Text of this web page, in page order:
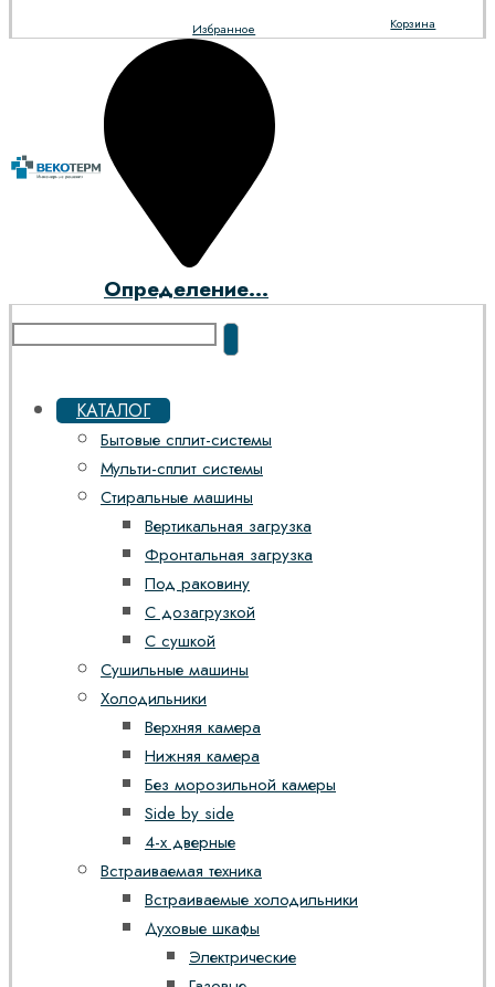
Корзина
Избранное
Определение...
КАТАЛОГ
Бытовые сплит-системы
Мульти-сплит системы
Стиральные машины
Вертикальная загрузка
Фронтальная загрузка
Под раковину
С дозагрузкой
С сушкой
Сушильные машины
Холодильники
Верхняя камера
Нижняя камера
Без морозильной камеры
Side by side
4-х дверные
Встраиваемая техника
Встраиваемые холодильники
Духовые шкафы
Электрические